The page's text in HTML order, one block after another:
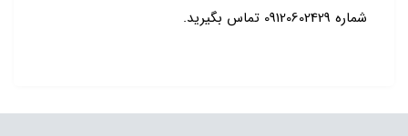
شماره 09120602429 تماس بگیرید.